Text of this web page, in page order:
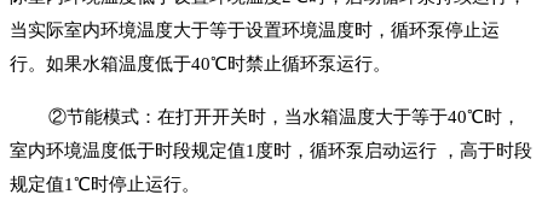
当实际室内环境温度大于等于设置环境温度时，循环泵停止运
行。如果水箱温度低于40℃时禁止循环泵运行。
②节能模式：在打开开关时，当水箱温度大于等于40℃时，
室内环境温度低于时段规定值1度时，循环泵启动运行 ，高于时段
规定值1℃时停止运行。